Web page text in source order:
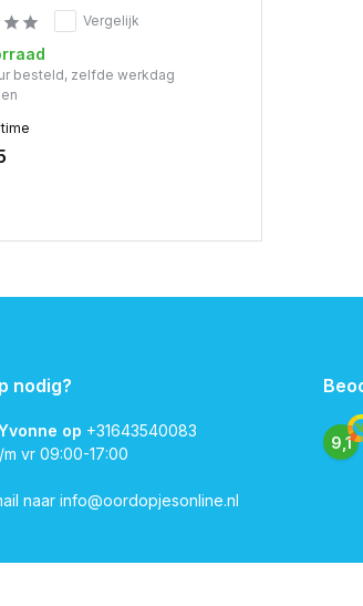
Vergelijk
besteld, zelfde werkdag
nodig?
op +31643540083
m vr 09:00-17:00
naar info@oordopjesonline.nl
9,1